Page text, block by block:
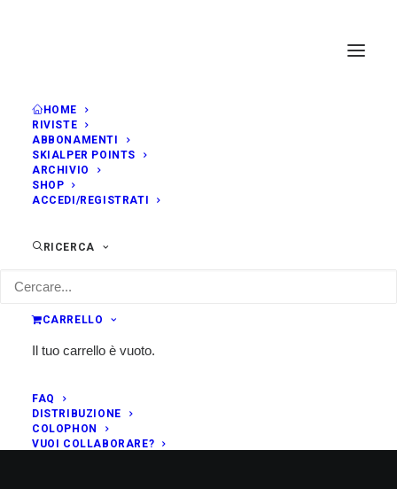
HOME
RIVISTE
ABBONAMENTI
SKIALPER POINTS
ARCHIVIO
SHOP
ACCEDI/REGISTRATI
RICERCA
CARRELLO
Il tuo carrello è vuoto.
FAQ
DISTRIBUZIONE
COLOPHON
VUOI COLLABORARE?